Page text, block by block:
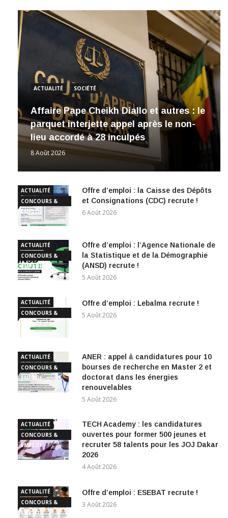
ACTUALITÉ SOCIÉTÉ
Affaire Pape Cheikh Diallo et autres : le
parquet interjette appel après le non-
lieu accordé à 28 inculpés
8 Août 2026
ACTUALITÉ
CONCOURS &
EMPLOI
Offre d’emploi : la Caisse des Dépôts
et Consignations (CDC) recrute !
6 Août 2026
ACTUALITÉ
CONCOURS &
EMPLOI
Offre d’emploi : l’Agence Nationale de
la Statistique et de la Démographie
(ANSD) recrute !
5 Août 2026
ACTUALITÉ
CONCOURS &
EMPLOI
Offre d’emploi : Lebalma recrute !
5 Août 2026
ACTUALITÉ
CONCOURS &
EMPLOI
ANER : appel à candidatures pour 10
bourses de recherche en Master 2 et
doctorat dans les énergies
renouvelables
5 Août 2026
ACTUALITÉ
CONCOURS &
EMPLOI
TECH Academy : les candidatures
ouvertes pour former 500 jeunes et
recruter 58 talents pour les JOJ Dakar
2026
4 Août 2026
ACTUALITÉ
CONCOURS &
EMPLOI
Offre d’emploi : ESEBAT recrute !
3 Août 2026